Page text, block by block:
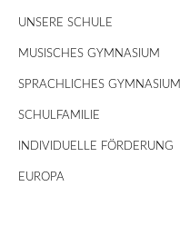
UNSERE SCHULE
MUSISCHES GYMNASIUM
SPRACHLICHES GYMNASIUM
SCHULFAMILIE
INDIVIDUELLE FÖRDERUNG
EUROPA